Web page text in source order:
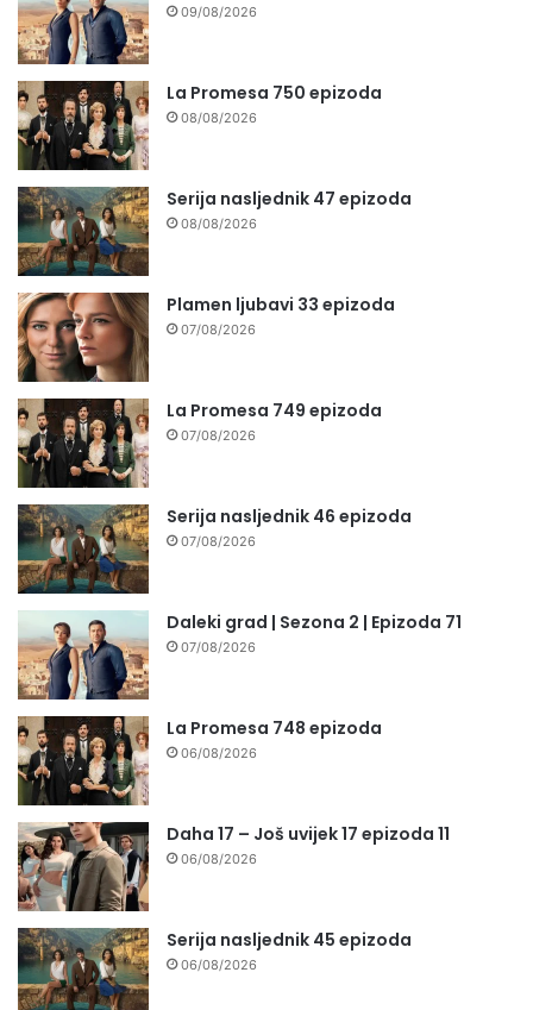
09/08/2026
La Promesa 750 epizoda
08/08/2026
Serija nasljednik 47 epizoda
08/08/2026
Plamen ljubavi 33 epizoda
07/08/2026
La Promesa 749 epizoda
07/08/2026
Serija nasljednik 46 epizoda
07/08/2026
Daleki grad | Sezona 2 | Epizoda 71
07/08/2026
La Promesa 748 epizoda
06/08/2026
Daha 17 – Još uvijek 17 epizoda 11
06/08/2026
Serija nasljednik 45 epizoda
06/08/2026